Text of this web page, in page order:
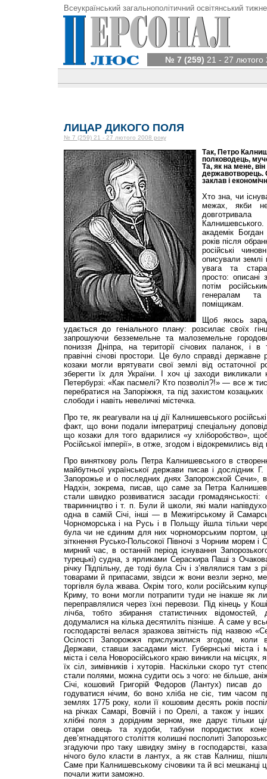
Всеукраїнський загальнополітичний освітянський
№ 7 (259) 21 - 27 лютого
ЛИЦАР ДИКОГО ПОЛЯ
№ 7 (259) 21 - 27 лютого 2008 року
Так, Петро
полководець,
Та, як на мене,
державотворець.
заклав і
Хто зна, чи
межах, якби не
академік
років після
російські
описували землі
увага та
просто: описані
потім
генералам та
поміщикам.
Щоб якось
удається до геніального плану: розсилає своїх
запрошуючи безземельне та малоземельне
пониззя Дніпра, на території січових паланок, і в
правічні січові простори. Це було справді державне
козаки могли врятувати свої землі від остаточної
зберегти їх для України. І хоч ці заходи
Петербурзі: «Как пасмелі? Кто позволіл?!» — все ж
перебратися на Запоріжжя, та під захистом козацьких
слободи і навіть невеличкі містечка.
Про те, як реагували на ці дії Калнишевського
факт, що вони подали імператриці спеціальну
що козаки для того вдарилися «у хліборобство»,
Російської імперії», в отже, згодом і відокремились від
Про виняткову роль Петра Калнишевського в
майбутньої української держави писав і дослідник
Запорожье и о последних днях Запорожской Сечи»,
Надхін, зокрема, писав, що саме за Петра
стали швидко розвиватися засади громадянськості:
тваринництво і т. п. Були й школи, які мали
одна в самій Січі, інші — в Межигірському й
Чорноморська і на Русь і в Польщу йшла тільки
була чи не єдиним для них чорноморським портом,
зіткнення Русько-Польсокої Півночі з Чорним морем
мирний час, в останній період існування
турецькі) судна, з ярликами Сераскира Паші з
річку Підпільну, де тоді була Січ і з’являлися там з
товарами й припасами, звідси ж вони везли зерно,
торгівля була жвава. Окрім того, коли російським
Криму, то вони могли потрапити туди не інакше як
переправлялися через їхні перевози. Під кінець у
лічба, тобто збирання статистичних
додумалися на кілька десятиліть пізніше. А саме у
господарстві велася зразкова звітність під назвою
Осілості Запорожжя прислужилися згодом, коли
Держави, ставши засадами міст. Губернські міста і
міста і села Новоросійського краю виникли на
їх сіл, зимівників і хуторів. Наскільки скоро тут
стали полями, можна судити ось з чого: не більше,
Січі, кошовий Григорій Федоров (Лантух) писав
годуватися нічим, бо воно хліба не сіє, тим часом
землях 1775 року, коли її кошовим десять років
на річках Самарі, Вовчій і по Орелі, а також у інших
хлібні по­ля з дорідним зерном, яке дарує тільки
отари овець та худоби, табуни породистих
дев’ятнадцятого століття колишні посполиті
згадуючи про таку швидку зміну в господарстві,
нічого було класти в лантух, а як став Калниш,
Саме при Калнишевському січовики та й всі мешканці
почали жити заможно.